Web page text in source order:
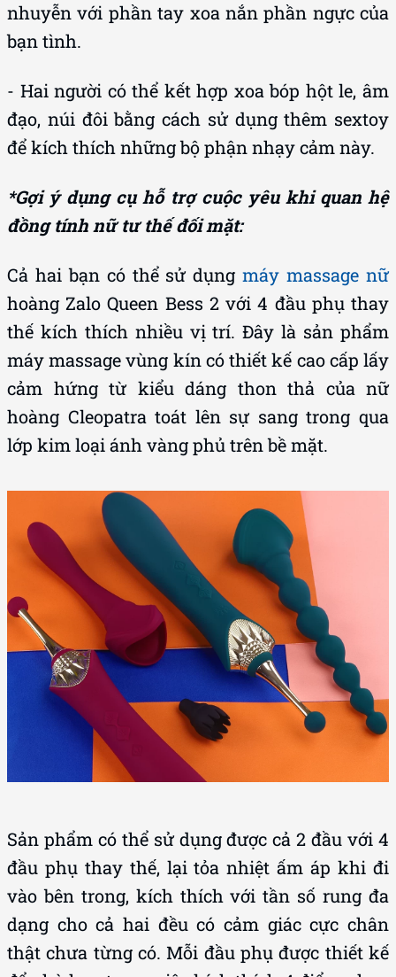
nhuyễn với phần tay xoa nắn phần ngực của
bạn tình.
- Hai người có thể kết hợp xoa bóp hột le, âm
đạo, núi đôi bằng cách sử dụng thêm sextoy
để kích thích những bộ phận nhạy cảm này.
*Gợi ý dụng cụ hỗ trợ cuộc yêu khi quan hệ
đồng tính nữ tư thế đối mặt:
Cả hai bạn có thể sử dụngmáy massage nữ
hoàng Zalo Queen Bess 2 với 4 đầu phụ thay
thế kích thích nhiều vị trí. Đây là sản phẩm
máy massage vùng kín có thiết kế cao cấp lấy
cảm hứng từ kiểu dáng thon thả của nữ
hoàng Cleopatra toát lên sự sang trong qua
lớp kim loại ánh vàng phủ trên bề mặt.
Sản phẩm có thể sử dụng được cả 2 đầu với 4
đầu phụ thay thế, lại tỏa nhiệt ấm áp khi đi
vào bên trong, kích thích với tần số rung đa
dạng cho cả hai đều có cảm giác cực chân
thật chưa từng có. Mỗi đầu phụ được thiết kế